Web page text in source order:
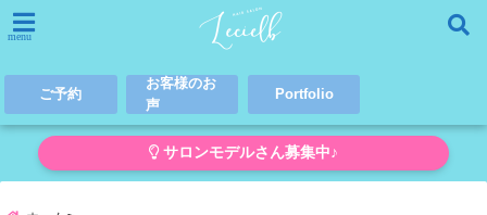
menu
ご予約
お客様のお
声
Portfolio
サロンモデルさん募集中♪